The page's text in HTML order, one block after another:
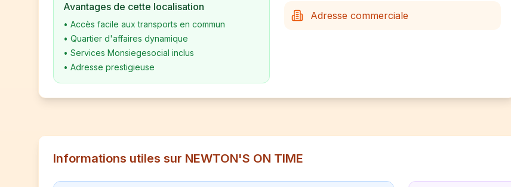
Avantages de cette localisation
• Accès facile aux transports en commun
• Quartier d'affaires dynamique
• Services Monsiegesocial inclus
• Adresse prestigieuse
Adresse commerciale
Informations utiles sur NEWTON'S ON TIME